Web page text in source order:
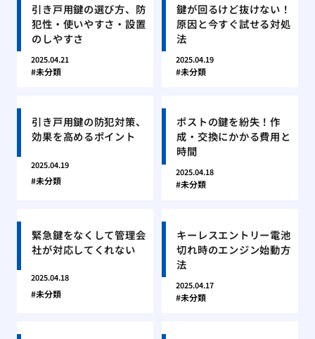
引き戸用鍵の選び方、防
犯性・使いやすさ・設置
のしやすさ
2025.04.21
未分類
鍵が回るけど抜けない！
原因と今すぐ試せる対処
法
2025.04.19
未分類
引き戸用鍵の防犯対策、
効果を高めるポイント
2025.04.19
未分類
ポストの鍵を紛失！作
成・交換にかかる費用と
時間
2025.04.18
未分類
緊急鍵をなくして管理会
社が対応してくれない
2025.04.18
未分類
キーレスエントリー電池
切れ時のエンジン始動方
法
2025.04.17
未分類